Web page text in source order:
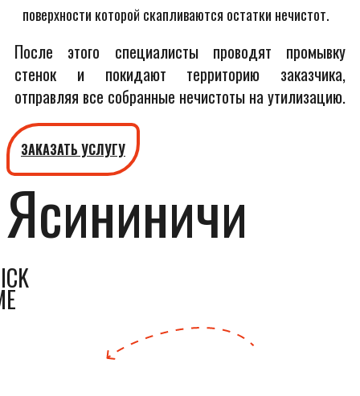
поверхности которой скапливаются остатки нечистот.
После этого специалисты проводят промывку
стенок и покидают территорию заказчика,
отправляя все собранные нечистоты на утилизацию.
ЗАКАЗАТЬ УСЛУГУ
Ясининичи